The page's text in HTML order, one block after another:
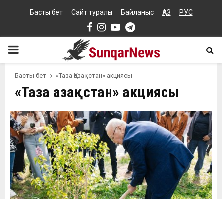
Басты бет Сайт туралы Байланыс ҚАЗ РУС
Facebook
Instagram
YoutubeTelegram
PRIMARY
MENU
Басты бет «Таза Қазақстан» акциясы
«Таза Қазақстан» акциясы